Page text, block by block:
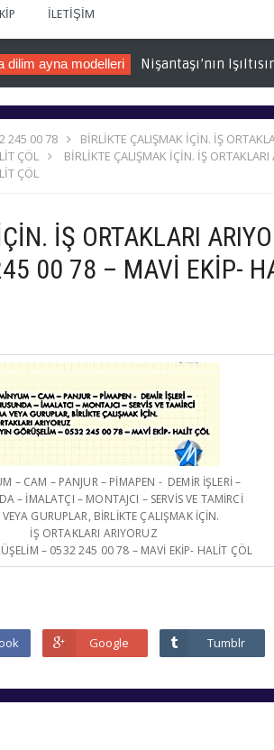
İLETİŞİM
ayna modelleri Nişantaşı’nın Işıltısını
245 00 78
BİRLİKTE ÇALIŞMAK İÇİN. İŞ
ÇÖL
BİRLİKTE ÇALIŞMAK İÇİN. İŞ ORTAKLARI
ÇÖL
İŞ ORTAKLARI
00 78 – MAVİ EKİP-
– CAM – PANJUR – PİMAPEN - DEMİR İŞLERİ –
– İMALATÇI – MONTAJCI – SERVİS VE TAMİRCİ
VEYA GURUPLAR, BİRLİKTE ÇALIŞMAK İÇİN.
İŞ ORTAKLARI ARIYORUZ
– 0532 245 00 78 – MAVİ EKİP- HALİT ÇÖL
Google Tumblr